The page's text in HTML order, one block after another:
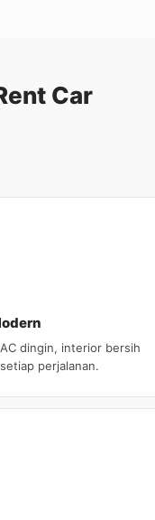
Car
dingin, interior bersih
perjalanan.